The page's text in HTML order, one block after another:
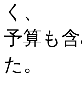
く、
予算も
た。